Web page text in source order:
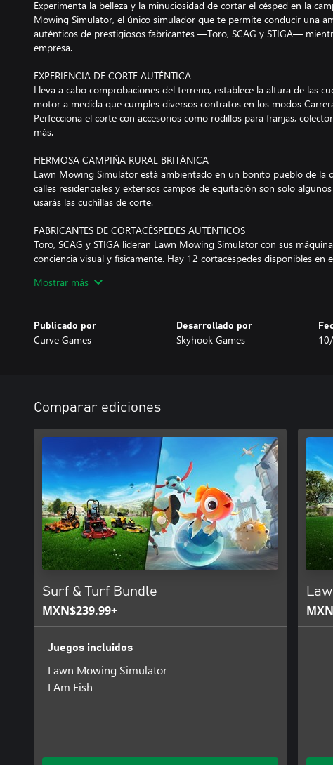
Experimenta la belleza y la minuciosidad de cortar el césped en la
Mowing Simulator, el único simulador que te permite conducir una
auténticos de prestigiosos fabricantes —Toro, SCAG y STIGA—
empresa.
EXPERIENCIA DE CORTE AUTÉNTICA
Lleva a cabo comprobaciones del terreno, establece la altura de las
motor a medida que cumples diversos contratos en los modos
Perfecciona el corte con accesorios como rodillos para franjas,
más.
HERMOSA CAMPIÑA RURAL BRITÁNICA
Lawn Mowing Simulator está ambientado en un bonito pueblo de la
calles residenciales y extensos campos de equitación son solo
usarás las cuchillas de corte.
FABRICANTES DE CORTACÉSPEDES AUTÉNTICOS
Toro, SCAG y STIGA lideran Lawn Mowing Simulator con sus
conciencia visual y físicamente. Hay 12 cortacéspedes disponibles en
empleados, invierte en publicidad y equilibra las cuentas a medida que
Mostrar más
Publicado por
Curve Games
Desarrollado por
Skyhook Games
Comparar ediciones
Surf & Turf Bundle
MXN$239.99+
Juegos incluidos
Lawn Mowing Simulator
I Am Fish